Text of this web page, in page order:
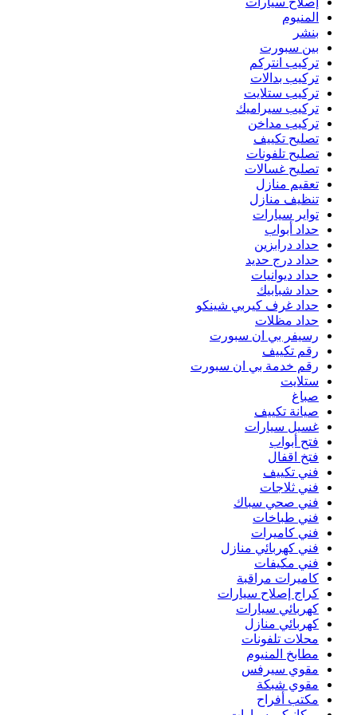
المنيوم
بنشر
بين سبورت
تركيب انتركم
تركيب بدالات
تركيب ستلايت
تركيب سيراميك
تركيب مداخن
تصليح تكييف
تصليح تلفونات
تصليح غسالات
تعقيم منازل
تنظيف منازل
تواير سيارات
حداد أبواب
حداد درابزين
حداد درج حديد
حداد ديوانيات
حداد شبابيك
حداد غرف كيربي شينكو
حداد مظلات
رسيفر بي ان سبورت
رقم تكييف
رقم خدمة بي ان سبورت
ستلايت
صباغ
صيانة تكييف
غسيل سيارات
فتح أبواب
فتخ اقفال
فني تكييف
فني ثلاجات
فني صحي سباك
فني طباخات
فني كاميرات
فني كهربائي منازل
فني مكيفات
كاميرات مراقبة
كراج إصلاح سيارات
كهربائي سيارات
كهربائي منازل
محلات تلفونات
مطابخ المنيوم
مقوي سيرفس
مقوي شبكة
مكتب أفراح